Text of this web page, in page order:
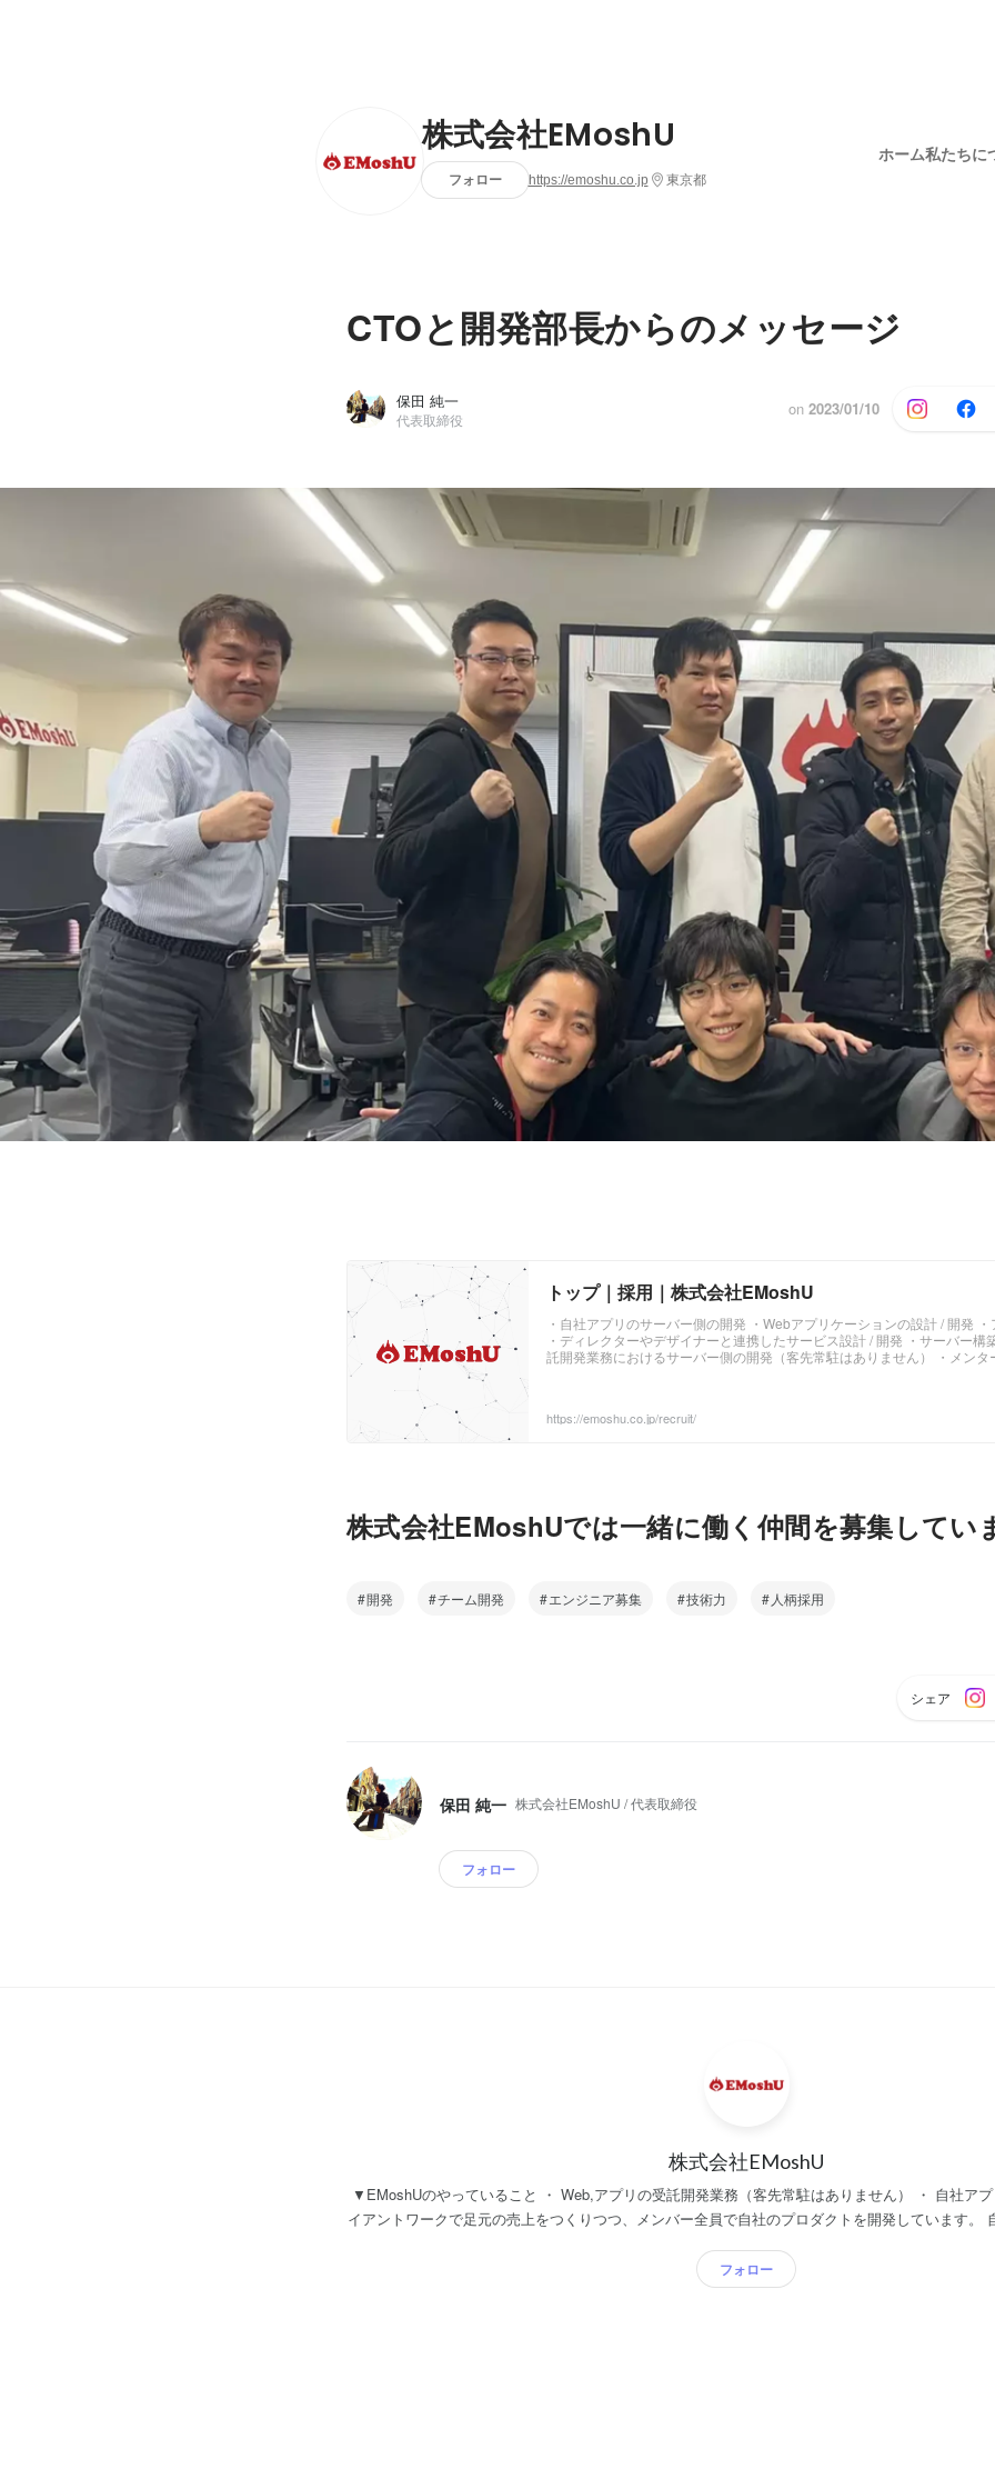
株式会社EMoshU
フォロー https://emoshu.co.jp 東京都
ホーム私たちに
CTOと開発部長からのメッセージ
保田 純一
代表取締役
on 2023/01/10
トップ｜採用｜株式会社EMoshU
・自社アプリのサーバー側の開発 ・Webアプリケーションの設計 / 開発
・ディレクターやデザイナーと連携したサービス設計 / 開発 ・サーバー構
託開発業務におけるサーバー側の開発（客先常駐はありません） ・メン
https://emoshu.co.jp/recruit/
株式会社EMoshUでは一緒に働く仲間を募集してい
保田 純一
株式会社EMoshU / 代表取締役
開発 チーム開発 エンジニア募集 技術力 人柄採用
シェア
保田 純一 株式会社EMoshU / 代表取締役
フォロー
株式会社EMoshU
▼EMoshUのやっていること ・ Web,アプリの受託開発業務（客先常駐はありません） ・ 自社アプリの開
イアントワークで足元の売上をつくりつつ、メンバー全員で自社のプロダクトを開発しています。 自社のプロダクトで生計
をつくり、皆さんに使っていただけるようなプロダクトをつくっていきたいとおもっています。 --- ◆mirumone（ミルモ
フォロー